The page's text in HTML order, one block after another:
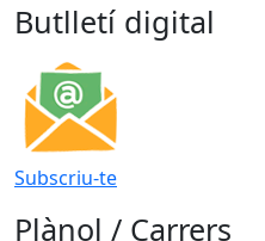
Butlletí digital
Subscriu-te
Plànol / Carrers